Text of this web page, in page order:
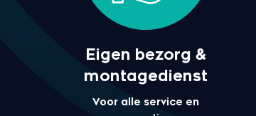
Eigen bezorg &
montagedienst
Voor alle service en